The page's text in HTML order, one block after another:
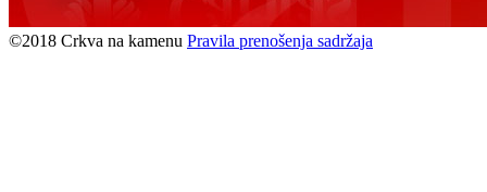
©2018 Crkva na kamenu Pravila prenošenja sadržaja